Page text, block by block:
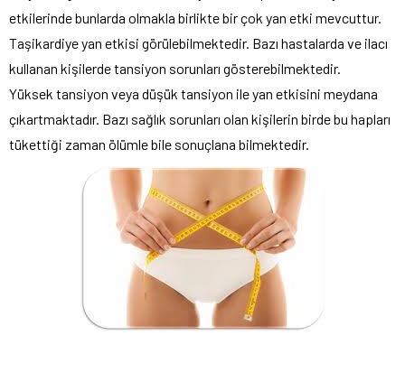
etkilerinde bunlarda olmakla birlikte bir çok yan etki mevcuttur.
Taşikardiye yan etkisi görülebilmektedir. Bazı hastalarda ve ilacı
kullanan kişilerde tansiyon sorunları gösterebilmektedir.
Yüksek tansiyon veya düşük tansiyon ile yan etkisini meydana
çıkartmaktadır. Bazı sağlık sorunları olan kişilerin birde bu hapları
tükettiği zaman ölümle bile sonuçlana bilmektedir.